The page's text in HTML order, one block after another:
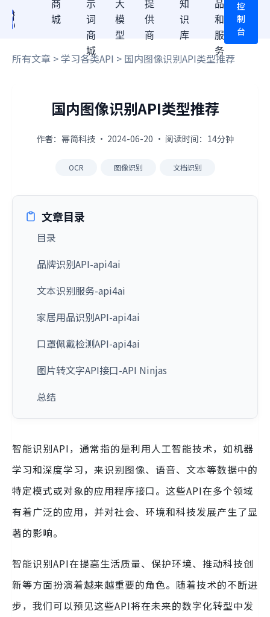
商
城
示
词
商
城
大
模
型
提
供
商
知
识
库
品
和
服
务
控
制
台
所有文章 >学习各类API > 国内图像识别API类型推荐
国内图像识别API类型推荐
作者：幂简科技 · 2024-06-20 · 阅读时间：14分钟
OCR 图像识别 文档识别
文章目录
目录
品牌识别API-api4ai
文本识别服务-api4ai
家居用品识别API-api4ai
口罩佩戴检测API-api4ai
图片转文字API接口-API Ninjas
总结
智能识别API，通常指的是利用人工智能技术，如机器
学习和深度学习，来识别图像、语音、文本等数据中的
特定模式或对象的应用程序接口。这些API在多个领域
有着广泛的应用，并对社会、环境和科技发展产生了显
著的影响。
智能识别API在提高生活质量、保护环境、推动科技创
新等方面扮演着越来越重要的角色。随着技术的不断进
步，我们可以预见这些API将在未来的数字化转型中发